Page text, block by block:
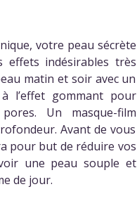
votre peau sécrète
effets indésirables très
matin et soir avec un
l’effet gommant pour
Un masque-film
Avant de vous
pour but de réduire vos
une peau souple et
de jour.